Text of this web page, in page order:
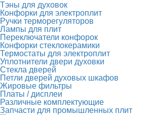
Тэны для духовок
Конфорки для электроплит
Ручки терморегуляторов
Лампы для плит
Переключатели конфорок
Конфорки стеклокерамики
Термостаты для электроплит
Уплотнители двери духовки
Стекла дверей
Петли дверей духовых шкафов
Жировые фильтры
Платы / дисплеи
Различные комплектующие
Запчасти для промышленных плит